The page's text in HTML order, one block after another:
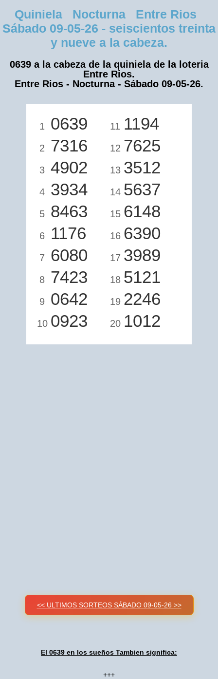
Quiniela Nocturna Entre Rios
Sábado 09-05-26 - seiscientos treinta
y nueve a la cabeza.
0639 a la cabeza de la quiniela de la loteria
Entre Rios.
Entre Rios - Nocturna - Sábado 09-05-26.
1 0639
2 7316
3 4902
4 3934
5 8463
6 1176
7 6080
8 7423
9 0642
10 0923
11 1194
12 7625
13 3512
14 5637
15 6148
16 6390
17 3989
18 5121
19 2246
20 1012
<< ULTIMOS SORTEOS SÁBADO 09-05-26 >>
El 0639 en los sueños Tambien significa:
+++